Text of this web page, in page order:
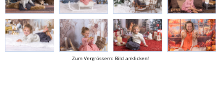
Zum Vergrössern: Bild anklicken!